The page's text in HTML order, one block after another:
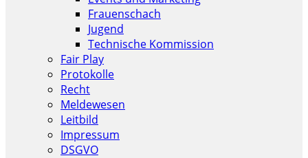
Frauenschach
Jugend
Technische Kommission
Fair Play
Protokolle
Recht
Meldewesen
Leitbild
Impressum
DSGVO